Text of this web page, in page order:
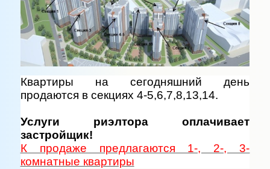
Квартиры на сегодняшний день
продаются в секциях 4-5,6,7,8,13,14.
Услуги риэлтора оплачивает
застройщик!
К продаже предлагаются 1-, 2-, 3-
комнатные квартиры